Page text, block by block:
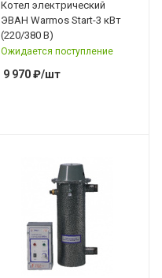
Котел электрический
ЭВАН Warmos Start-3 кВт
(220/380 В)
Ожидается поступление
9 970₽/шт